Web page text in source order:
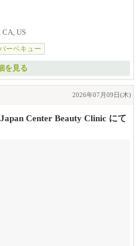
CA, US
ーベキュー
を見る
2026年07月09日(木)
Center Beauty Clinic にて